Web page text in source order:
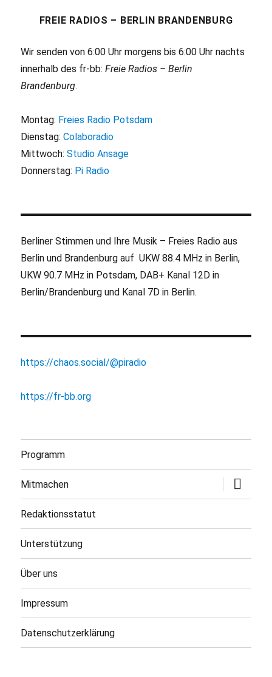
FREIE RADIOS – BERLIN BRANDENBURG
Wir senden von 6:00 Uhr morgens bis 6:00 Uhr nachts
innerhalb des fr-bb:Freie Radios – Berlin
Brandenburg.
Montag: Freies Radio Potsdam
Dienstag:Colaboradio
Mittwoch:Studio Ansage
Donnerstag: Pi Radio
Berliner Stimmen und Ihre Musik – Freies Radio aus
Berlin und Brandenburg auf UKW 88.4 MHz in Berlin,
UKW 90.7 MHz in Potsdam, DAB+ Kanal 12D in
Berlin/Brandenburg und Kanal 7D in Berlin.
https://chaos.social/@piradio
https://fr-bb.org
Programm
Mitmachen
öffnen
Redaktionsstatut
Unterstützung
Über uns
Impressum
Datenschutzerklärung